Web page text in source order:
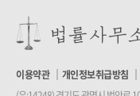
이용약관 개인정보취급방침